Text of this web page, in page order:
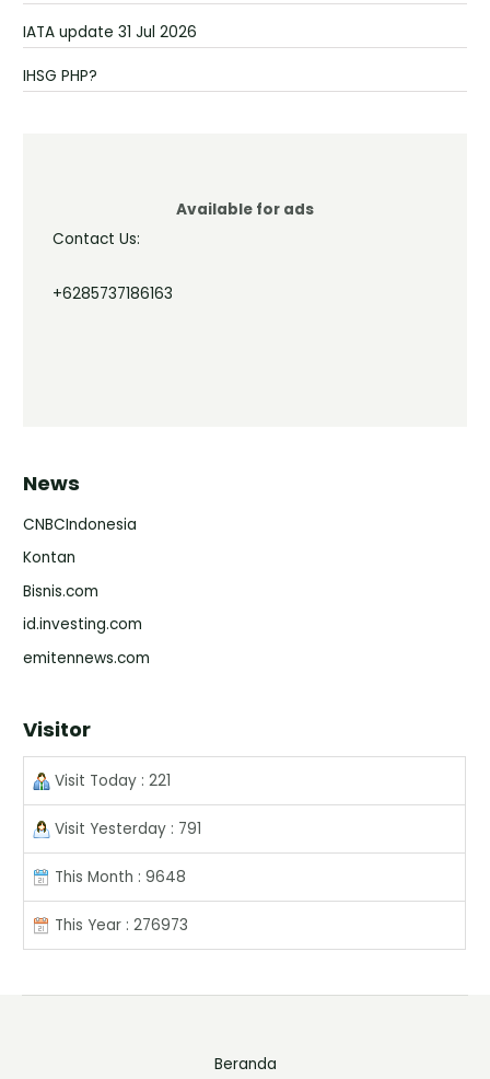
IATA update 31 Jul 2026
IHSG PHP?
Available for ads
Contact Us:
+6285737186163
News
CNBCIndonesia
Kontan
Bisnis.com
id.investing.com
emitennews.com
Visitor
Visit Today : 221
Visit Yesterday : 791
This Month : 9648
This Year : 276973
Beranda